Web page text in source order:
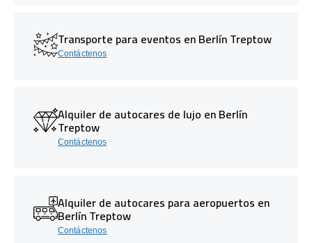
Transporte para eventos en Berlín Treptow
Contáctenos
Alquiler de autocares de lujo en Berlín
Treptow
Contáctenos
Alquiler de autocares para aeropuertos en
Berlín Treptow
Contáctenos